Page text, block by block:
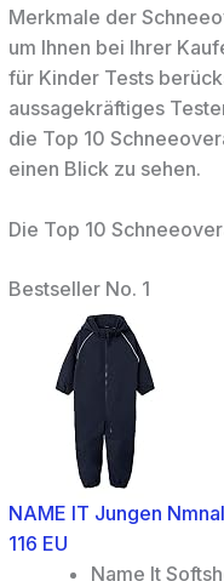
Merkmale der
um Ihnen bei Ihrer
für Kinder Tests
aussagekräftiges
die Top 10
einen Blick zu sehen.
Die Top 10
Bestseller No. 1
NAME IT Jungen
116 EU
Name It